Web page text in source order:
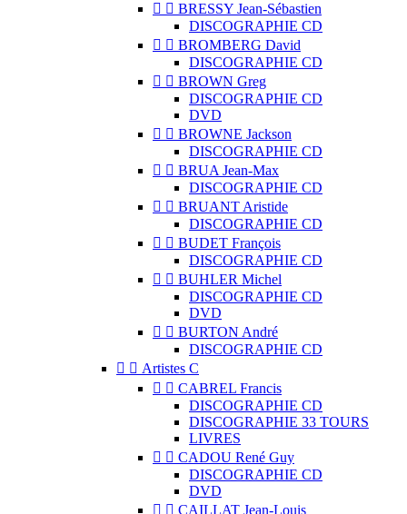
  BRESSY Jean-Sébastien
DISCOGRAPHIE CD
  BROMBERG David
DISCOGRAPHIE CD
  BROWN Greg
DISCOGRAPHIE CD
DVD
  BROWNE Jackson
DISCOGRAPHIE CD
  BRUA Jean-Max
DISCOGRAPHIE CD
  BRUANT Aristide
DISCOGRAPHIE CD
  BUDET François
DISCOGRAPHIE CD
  BUHLER Michel
DISCOGRAPHIE CD
DVD
  BURTON André
DISCOGRAPHIE CD
  Artistes C
  CABREL Francis
DISCOGRAPHIE CD
DISCOGRAPHIE 33 TOURS
LIVRES
  CADOU René Guy
DISCOGRAPHIE CD
DVD
  CAILLAT Jean-Louis